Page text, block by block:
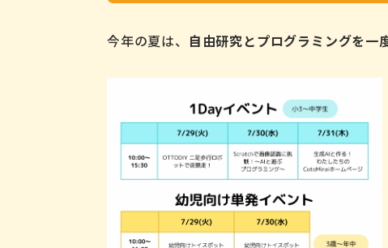
今年の夏は、 自由研究とプログラミングを一